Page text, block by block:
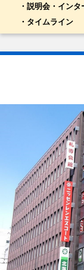
説明会・インタ
タイムライン